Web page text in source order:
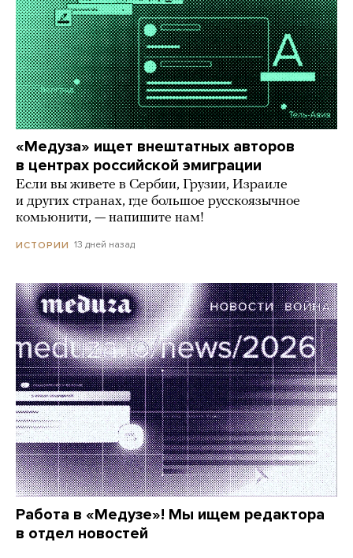
«Медуза» ищет внештатных авторов
в центрах российской эмиграции
Если вы живете в Сербии, Грузии, Израиле
и других странах, где большое русскоязычное
комьюнити, — напишите нам!
ИСТОРИИ 13 дней назад
Работа в «Медузе»! Мы ищем редактора
в отдел новостей